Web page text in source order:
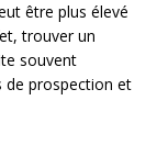
être plus élevé
trouver un
souvent
de prospection et